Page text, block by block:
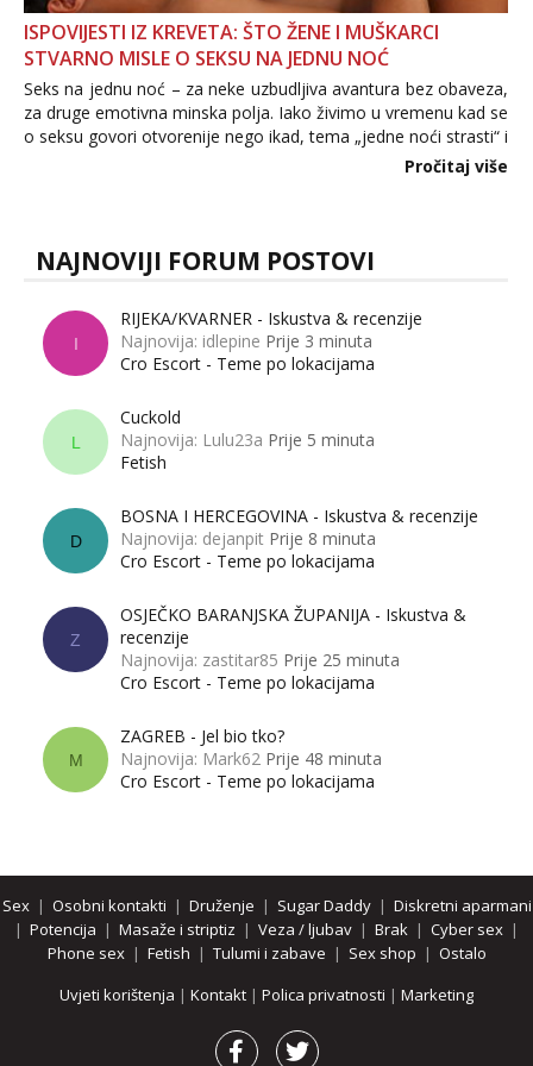
ISPOVIJESTI IZ KREVETA: ŠTO ŽENE I MUŠKARCI
STVARNO MISLE O SEKSU NA JEDNU NOĆ
Seks na jednu noć – za neke uzbudljiva avantura bez obaveza,
za druge emotivna minska polja. Iako živimo u vremenu kad se
o seksu govori otvorenije nego ikad, tema „jedne noći strasti“ i
dalje izaziva burne rasprave. Što zapravo misle žene, a što
Pročitaj više
NAJNOVIJI FORUM POSTOVI
I
RIJEKA/KVARNER - Iskustva & recenzije
Najnovija: idlepine Prije 3 minuta
Cro Escort - Teme po lokacijama
L
Cuckold
Najnovija: Lulu23a Prije 5 minuta
Fetish
D
BOSNA I HERCEGOVINA - Iskustva & recenzije
Najnovija: dejanpit Prije 8 minuta
Cro Escort - Teme po lokacijama
Z
OSJEČKO BARANJSKA ŽUPANIJA - Iskustva &
recenzije
Najnovija: zastitar85 Prije 25 minuta
Cro Escort - Teme po lokacijama
M
ZAGREB - Jel bio tko?
Najnovija: Mark62 Prije 48 minuta
Cro Escort - Teme po lokacijama
Sex| Osobni kontakti | Druženje | Sugar Daddy| Diskretni aparmani
| Potencija | Masaže i striptiz | Veza / ljubav | Brak | Cyber sex |
Phone sex| Fetish | Tulumi i zabave | Sex shop | Ostalo
Uvjeti korištenja | Kontakt | Polica privatnosti | Marketing